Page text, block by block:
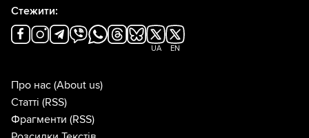
Стежити:
UA EN
Про нас (About us)
Статті (RSS)
Фрагменти (RSS)